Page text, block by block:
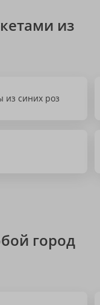
из
из синих роз
город